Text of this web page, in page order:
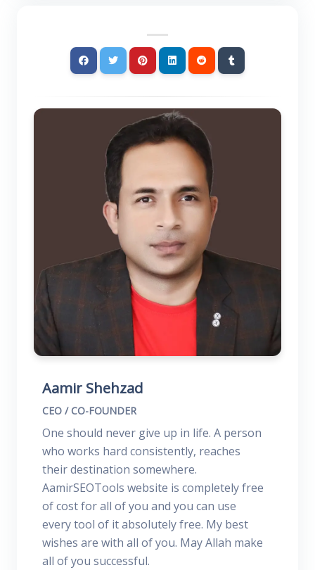
Aamir Shehzad
CEO / CO-FOUNDER
One should never give up in life. A person
who works hard consistently, reaches
their destination somewhere.
AamirSEOTools website is completely free
of cost for all of you and you can use
every tool of it absolutely free. My best
wishes are with all of you. May Allah make
all of you successful.